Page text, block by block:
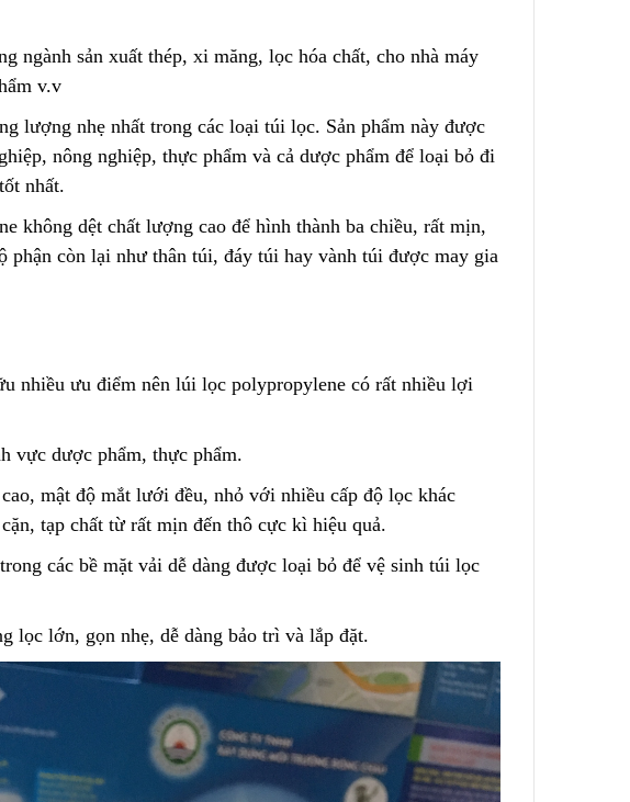
ngành sản xuất thép, xi măng, lọc hóa chất, cho nhà máy
v.v
lượng nhẹ nhất trong các loại túi lọc. Sản phẩm này được
nông nghiệp, thực phẩm và cả dược phẩm để loại bỏ đi
nhất.
không dệt chất lượng cao để hình thành ba chiều, rất mịn,
phận còn lại như thân túi, đáy túi hay vành túi được may gia
nhiều ưu điểm nên lúi lọc polypropylene có rất nhiều lợi
vực dược phẩm, thực phẩm.
mật độ mắt lưới đều, nhỏ với nhiều cấp độ lọc khác
tạp chất từ rất mịn đến thô cực kì hiệu quả.
các bề mặt vải dễ dàng được loại bỏ để vệ sinh túi lọc
lọc lớn, gọn nhẹ, dễ dàng bảo trì và lắp đặt.
PTFE/Teflon‑Coated
Liên hệ
Lọc Khí & Nước
Liên hệ
Phin Lọc Bụi 2 Mặt Lưới
Yellow Cellulose Dual-Mesh
Liên hệ
Giấy Cellulose Vàng Lõi Lọc
Lõi Lọc Bụi Pe Kết Nối Ren
Trong
Cao Cấp
Gia Công Cơ Khí Chính Xác
Theo Yêu Cầu
2025/10/15
Nguyên Lý Hoạt Động
Khung Lưới Bùi Nhùi Lọc
Tách Hơi Dầu
Bộ Lọc Nước Thô 3 Cấp
Tiện Lợi
2024/04/16
Công Nghệ Sản Xuất Hạt
Nhựa Lewatit S1567
2024/01/15
Cấu Tạo Và Đặc Điểm Của
Sợi Kẽm Chịu Lực
2023/12/11
Cấu Tạo Decal Phản Quang
2023/12/11